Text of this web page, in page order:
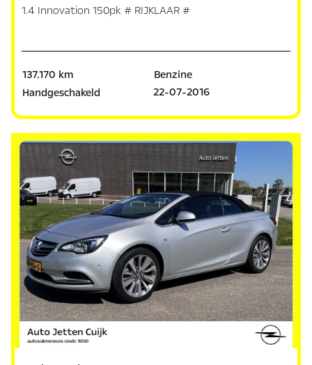
1.4 Innovation 150pk # RIJKLAAR #
137.170 km
Benzine
Handgeschakeld
22-07-2016